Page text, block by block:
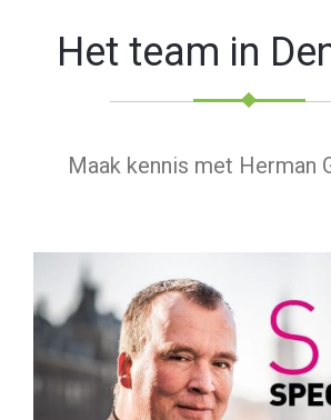
Het team in
Maak kennis met Herman